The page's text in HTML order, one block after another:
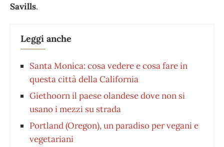
Savills.
Leggi anche
Santa Monica: cosa vedere e cosa fare in
questa città della California
Giethoorn il paese olandese dove non si
usano i mezzi su strada
Portland (Oregon), un paradiso per vegani e
vegetariani